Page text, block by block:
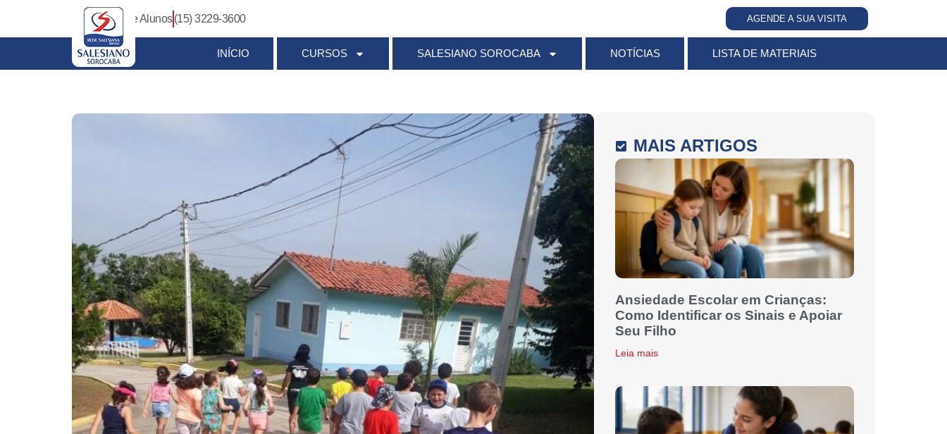
Login Pais e Alunos (15) 3229-3600 AGENDE A SUA VISITA
INÍCIO CURSOS SALESIANO SOROCABA NOTÍCIAS LISTA DE MATERIAIS
MAIS ARTIGOS
Ansiedade Escolar em Crianças:
Como Identificar os Sinais e Apoiar
Seu Filho
Leia mais